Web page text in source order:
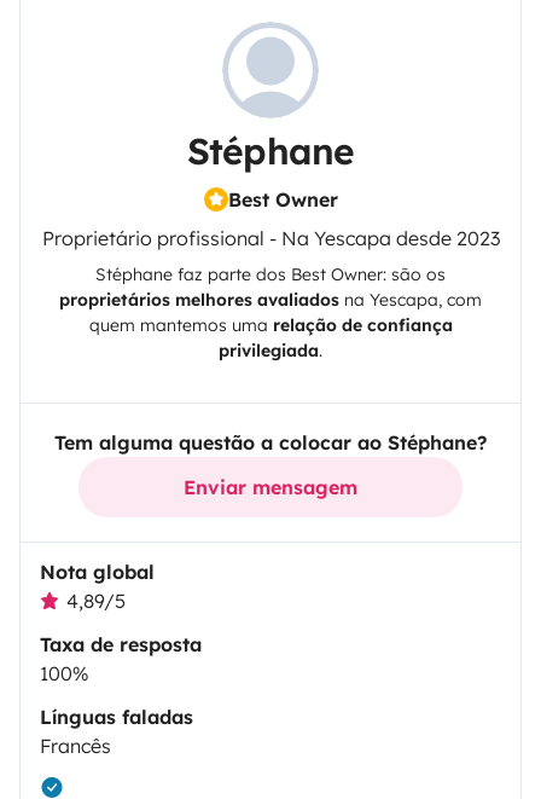
Stéphane
Best Owner
Proprietário profissional - Na Yescapa desde 2023
Stéphane faz parte dos Best Owner: são os
proprietários melhores avaliados na Yescapa, com
quem mantemos uma relação de confiança
privilegiada.
Tem alguma questão a colocar ao Stéphane?
Enviar mensagem
Nota global
4,89/5
Taxa de resposta
100%
Línguas faladas
Francês